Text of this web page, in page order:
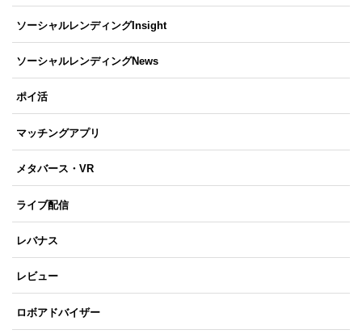
ソーシャルレンディングInsight
ソーシャルレンディングNews
ポイ活
マッチングアプリ
メタバース・VR
ライブ配信
レバナス
レビュー
ロボアドバイザー